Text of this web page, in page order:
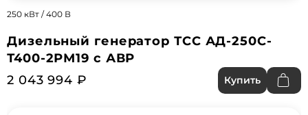
250 кВт / 400 В
Дизельный генератор ТСС АД-250С-
Т400-2РМ19 с АВР
2 043 994 ₽
Купить